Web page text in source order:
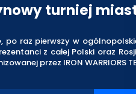
turniej
po raz pierwszy w
z całej Polski oraz
przez IRON WARRIORS